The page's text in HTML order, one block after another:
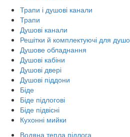
Трапи і душові канали
Трапи
Душові канали
Решітки й комплектуючі для
Душове обладнання
Душові кабіни
Душові двері
Душові піддони
Біде
Біде підлогові
Біде підвісні
Кухонні мийки
Водяна тепла підлога